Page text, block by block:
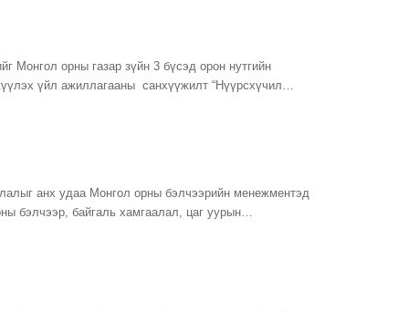
Монгол орны газар зүйн 3 бүсэд орон нутгийн
үйл ажиллагааны санхүүжилт “Нүүрсхүчил…
анх удаа Монгол орны бэлчээрийн менежментэд
бэлчээр, байгаль хамгаалал, цаг уурын…